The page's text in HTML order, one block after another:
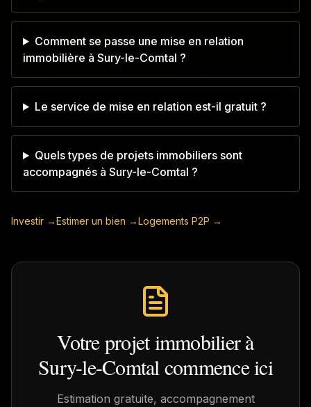
Comment se passe une mise en relation
immobilière à Sury-le-Comtal ?
Le service de mise en relation est-il gratuit ?
Quels types de projets immobiliers sont
accompagnés à Sury-le-Comtal ?
Investir →Estimer un bien →Logements P2P →
Votre projet immobilier à
Sury-le-Comtalcommence ici
Estimation gratuite, accompagnement